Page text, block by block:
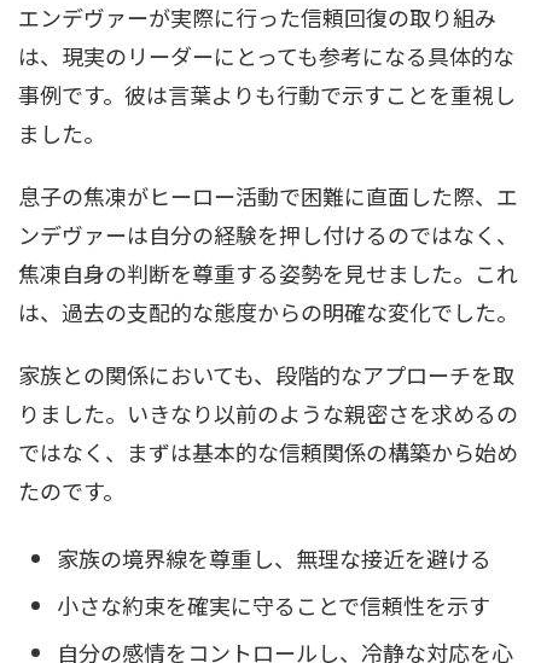
エンデヴァーが実際に行った信頼回復の取り組み
は、現実のリーダーにとっても参考になる具体的な
事例です。彼は言葉よりも行動で示すことを重視し
ました。
息子の焦凍がヒーロー活動で困難に直面した際、エ
ンデヴァーは自分の経験を押し付けるのではなく、
焦凍自身の判断を尊重する姿勢を見せました。これ
は、過去の支配的な態度からの明確な変化でした。
家族との関係においても、段階的なアプローチを取
りました。いきなり以前のような親密さを求めるの
ではなく、まずは基本的な信頼関係の構築から始め
たのです。
家族の境界線を尊重し、無理な接近を避ける
小さな約束を確実に守ることで信頼性を示す
自分の感情をコントロールし、冷静な対応を心